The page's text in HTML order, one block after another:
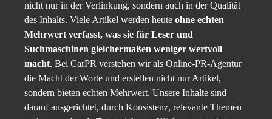
nicht nur in der Verlinkung, sondern auch in der Qualität
des Inhalts. Viele Artikel werden heute ohne echten
Mehrwert verfasst, was sie für Leser und
Suchmaschinen gleichermaßen weniger wertvoll
macht. Bei CarPR verstehen wir als Online-PR-Agentur
die Macht der Worte und erstellen nicht nur Artikel,
sondern bieten echten Mehrwert. Unsere Inhalte sind
darauf ausgerichtet, durch Konsistenz, relevante Themen